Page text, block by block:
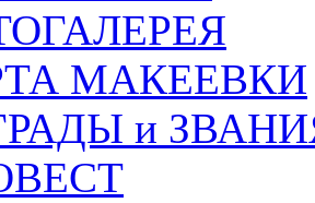
МАКЕЕВКИ
и